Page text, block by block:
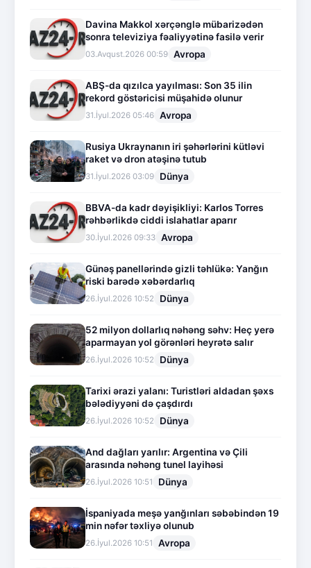
Davina Makkol xərçənglə mübarizədən
sonra televiziya fəaliyyətinə fasilə verir
03.Avqust.2026 00:59 Avropa
ABŞ-da qızılca yayılması: Son 35 ilin
rekord göstəricisi müşahidə olunur
31.İyul.2026 05:46 Avropa
Rusiya Ukraynanın iri şəhərlərini kütləvi
raket və dron atəşinə tutub
31.İyul.2026 03:09 Dünya
BBVA-da kadr dəyişikliyi: Karlos Torres
rəhbərlikdə ciddi islahatlar aparır
30.İyul.2026 09:33 Avropa
Günəş panellərində gizli təhlükə: Yanğın
riski barədə xəbərdarlıq
26.İyul.2026 10:52 Dünya
52 milyon dollarlıq nəhəng səhv: Heç yerə
aparmayan yol görənləri heyrətə salır
26.İyul.2026 10:52 Dünya
Tarixi ərazi yalanı: Turistləri aldadan şəxs
bələdiyyəni də çaşdırdı
26.İyul.2026 10:52 Dünya
And dağları yarılır: Argentina və Çili
arasında nəhəng tunel layihəsi
26.İyul.2026 10:51 Dünya
İspaniyada meşə yanğınları səbəbindən 19
min nəfər təxliyə olunub
26.İyul.2026 10:51 Avropa